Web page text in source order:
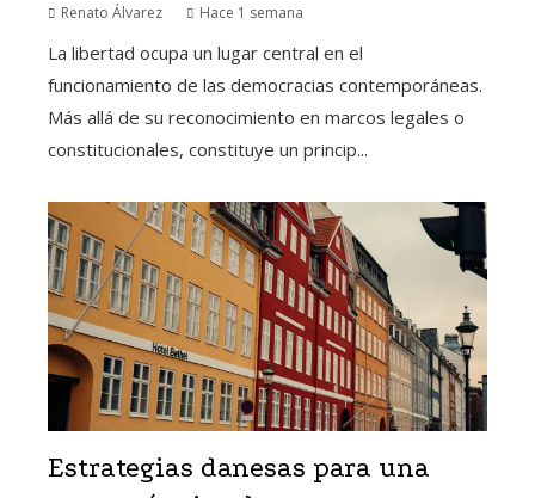
Renato Álvarez Hace 1 semana
La libertad ocupa un lugar central en el
funcionamiento de las democracias contemporáneas.
Más allá de su reconocimiento en marcos legales o
constitucionales, constituye un princip...
Estrategias danesas para una